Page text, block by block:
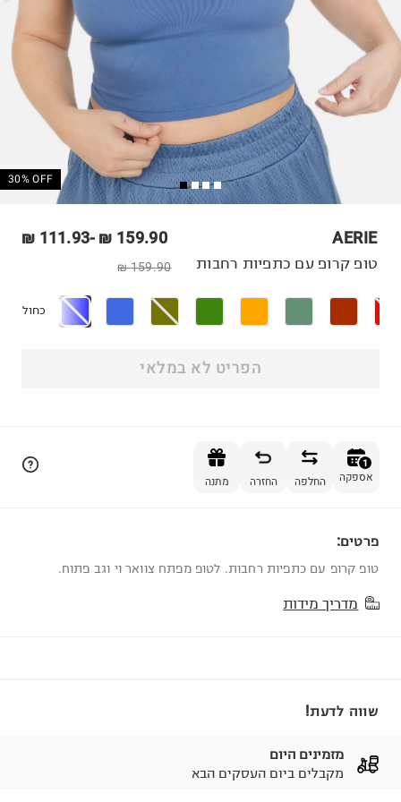
30% OFF
AERIE
159.90 ₪
-
111.93 ₪
159.90 ₪ טופ קרופ עם כתפיות רחבות
כחול
הפריט לא במלאי
1
אספקה החלפה החזרה מתנה
פרטים:
טופ קרופ עם כתפיות רחבות. לטופ מפתח צוואר וי וגב פתוח.
מדריך מידות
שווה לדעת!
מזמינים היום
מקבלים ביום העסקים הבא